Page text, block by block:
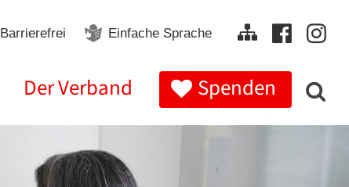
Der Verband Spenden
Barrierefrei Einfache Sprache